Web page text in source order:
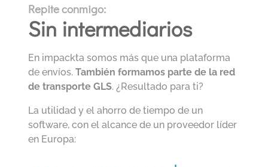
Repiteconmigo:
Sin intermediarios
En impackta somos más que una plataforma
de envíos. También formamos parte de la red
de transporte GLS. ¿Resultado para ti?
La utilidad y el ahorro de tiempo de un
software, con el alcance de un proveedor líder
en Europa: